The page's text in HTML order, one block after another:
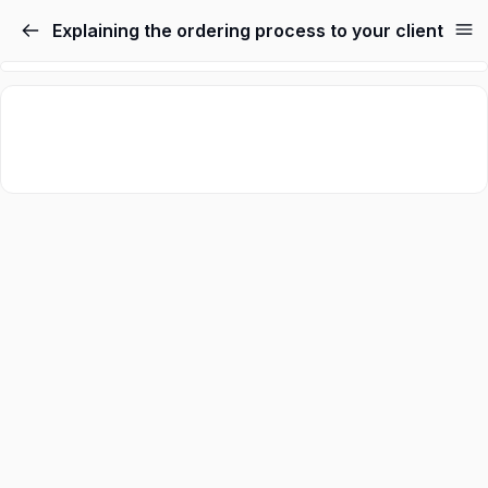
Explaining the ordering process to your client